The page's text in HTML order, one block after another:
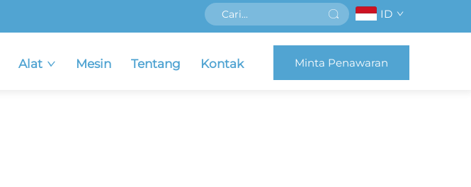
ID
Alat Mesin Tentang Kontak Minta Penawaran